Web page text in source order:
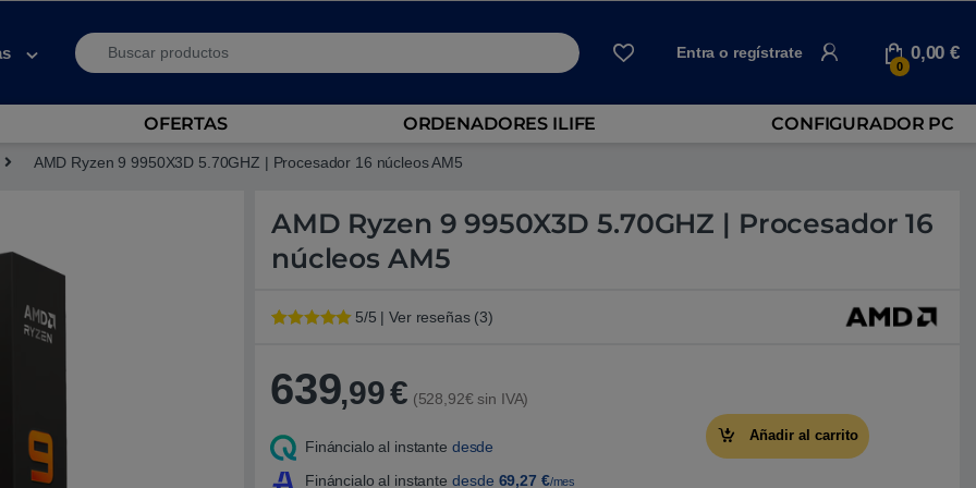
Search for:
Entra o regístrate
0
0,00€
OFERTAS ORDENADORES ILIFE CONFIGURADOR PC
AMD Ryzen 9 9950X3D 5.70GHZ | Procesador 16 núcleos AM5
AMD Ryzen 9 9950X3D 5.70GHZ | Procesador 16
núcleos AM5
base a
valoracione
s de
5/5 | Ver reseñas (3)
639,99€ (528,92€ sin IVA)
Fináncialo al instante desde
Fináncialo al instante desde 69,27 €/mes
Añadir al carrito